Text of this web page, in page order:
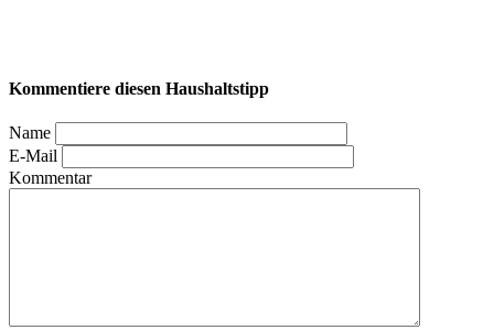
Kommentiere diesen Haushaltstipp
Name
E-Mail
Kommentar